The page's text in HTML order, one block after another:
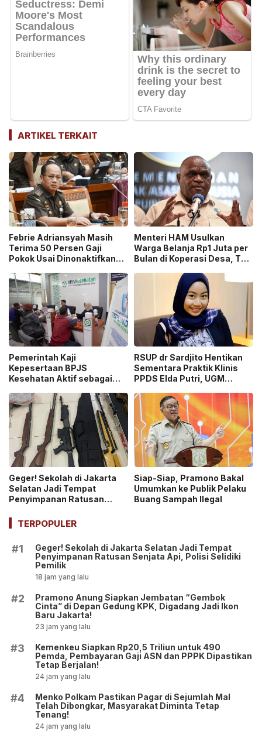
ARTIKEL TERKAIT
Febrie Adriansyah Masih
Terima 50 Persen Gaji
Pokok Usai Dinonaktifkan
ASN Dihentikan!
Menteri HAM Usulkan
Warga Belanja Rp1 Juta per
Bulan di Koperasi Desa, Tuai
Pemerintah Kaji
Kepesertaan BPJS
Kesehatan Aktif sebagai
hingga SIM!
RSUP dr Sardjito Hentikan
Sementara Praktik Klinis
PPDS Elda Putri, UGM
Geger! Sekolah di Jakarta
Selatan Jadi Tempat
Penyimpanan Ratusan
Pemilik
Siap-Siap, Pramono Bakal
Umumkan ke Publik Pelaku
Buang Sampah Ilegal
TERPOPULER
#1
Geger! Sekolah di Jakarta Selatan Jadi Tempat
Penyimpanan Ratusan Senjata Api, Polisi Selidiki
Pemilik
18 jam yang lalu
#2
Pramono Anung Siapkan Jembatan “Gembok
Cinta” di Depan Gedung KPK, Digadang Jadi Ikon
Baru Jakarta!
23 jam yang lalu
#3
Kemenkeu Siapkan Rp20,5 Triliun untuk 490
Pemda, Pembayaran Gaji ASN dan PPPK Dipastikan
Tetap Berjalan!
24 jam yang lalu
#4
Menko Polkam Pastikan Pagar di Sejumlah Mal
Telah Dibongkar, Masyarakat Diminta Tetap
Tenang!
24 jam yang lalu